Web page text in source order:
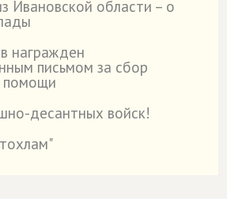
Ивановской области – о
награжден
письмом за сбор
помощи
десантных войск!